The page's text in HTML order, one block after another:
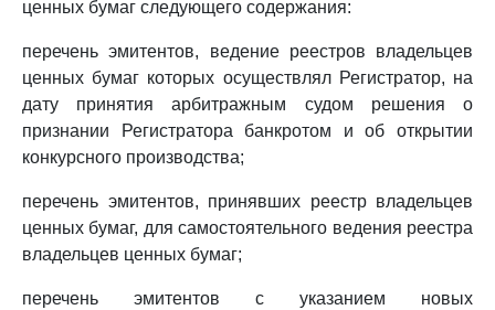
ценных бумаг следующего содержания:
перечень эмитентов, ведение реестров владельцев
ценных бумаг которых осуществлял Регистратор, на
дату принятия арбитражным судом решения о
признании Регистратора банкротом и об открытии
конкурсного производства;
перечень эмитентов, принявших реестр владельцев
ценных бумаг, для самостоятельного ведения реестра
владельцев ценных бумаг;
перечень эмитентов с указанием новых